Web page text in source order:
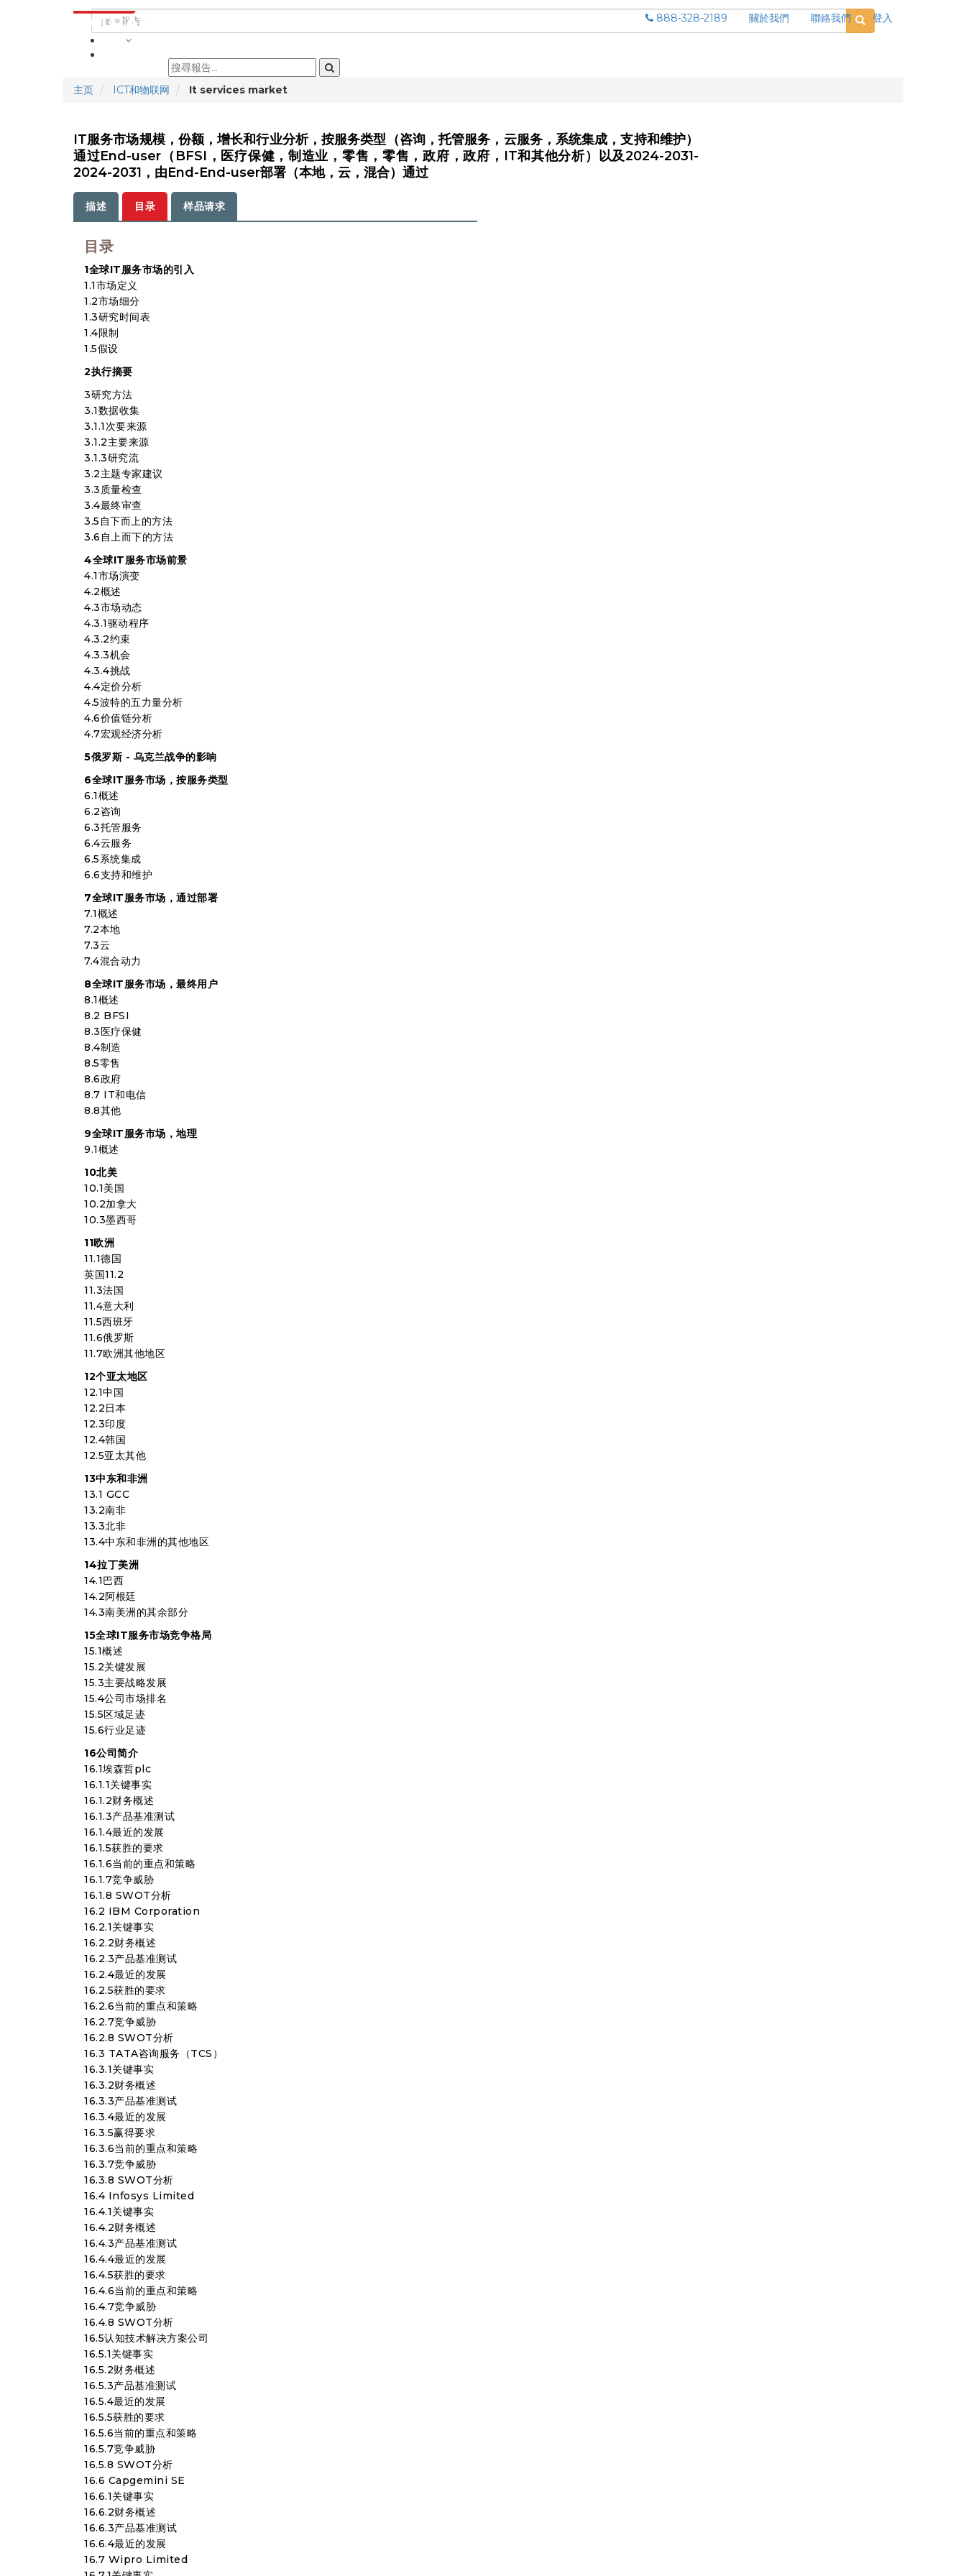
888-328-2189 關於我們 聯絡我們
登入
主页 ICT和物联网 It services market
IT服务市场规模，份额，增长和行业分析，按服务类型（咨询，托管服务，云服务，系统集成，支持和维护）
通过End-user（BFSI，医疗保健，制造业，零售，零售，政府，政府，IT和其他分析）以及2024-2031-
2024-2031，由End-End-user部署（本地，云，混合）通过
描述 目录 样品请求
目录
1全球IT服务市场的引入
1.1市场定义
1.2市场细分
1.3研究时间表
1.4限制
1.5假设
2执行摘要
3研究方法
3.1数据收集
3.1.1次要来源
3.1.2主要来源
3.1.3研究流
3.2主题专家建议
3.3质量检查
3.4最终审查
3.5自下而上的方法
3.6自上而下的方法
4全球IT服务市场前景
4.1市场演变
4.2概述
4.3市场动态
4.3.1驱动程序
4.3.2约束
4.3.3机会
4.3.4挑战
4.4定价分析
4.5波特的五力量分析
4.6价值链分析
4.7宏观经济分析
5俄罗斯 - 乌克兰战争的影响
6全球IT服务市场，按服务类型
6.1概述
6.2咨询
6.3托管服务
6.4云服务
6.5系统集成
6.6支持和维护
7全球IT服务市场，通过部署
7.1概述
7.2本地
7.3云
7.4混合动力
8全球IT服务市场，最终用户
8.1概述
8.2 BFSI
8.3医疗保健
8.4制造
8.5零售
8.6政府
8.7 IT和电信
8.8其他
9全球IT服务市场，地理
9.1概述
10北美
10.1美国
10.2加拿大
10.3墨西哥
11欧洲
11.1德国
英国11.2
11.3法国
11.4意大利
11.5西班牙
11.6俄罗斯
11.7欧洲其他地区
12个亚太地区
12.1中国
12.2日本
12.3印度
12.4韩国
12.5亚太其他
13中东和非洲
13.1 GCC
13.2南非
13.3北非
13.4中东和非洲的其他地区
14拉丁美洲
14.1巴西
14.2阿根廷
14.3南美洲的其余部分
15全球IT服务市场竞争格局
15.1概述
15.2关键发展
15.3主要战略发展
15.4公司市场排名
15.5区域足迹
15.6行业足迹
16公司简介
16.1埃森哲plc
16.1.1关键事实
16.1.2财务概述
16.1.3产品基准测试
16.1.4最近的发展
16.1.5获胜的要求
16.1.6当前的重点和策略
16.1.7竞争威胁
16.1.8 SWOT分析
16.2 IBM Corporation
16.2.1关键事实
16.2.2财务概述
16.2.3产品基准测试
16.2.4最近的发展
16.2.5获胜的要求
16.2.6当前的重点和策略
16.2.7竞争威胁
16.2.8 SWOT分析
16.3 TATA咨询服务（TCS）
16.3.1关键事实
16.3.2财务概述
16.3.3产品基准测试
16.3.4最近的发展
16.3.5赢得要求
16.3.6当前的重点和策略
16.3.7竞争威胁
16.3.8 SWOT分析
16.4 Infosys Limited
16.4.1关键事实
16.4.2财务概述
16.4.3产品基准测试
16.4.4最近的发展
16.4.5获胜的要求
16.4.6当前的重点和策略
16.4.7竞争威胁
16.4.8 SWOT分析
16.5认知技术解决方案公司
16.5.1关键事实
16.5.2财务概述
16.5.3产品基准测试
16.5.4最近的发展
16.5.5获胜的要求
16.5.6当前的重点和策略
16.5.7竞争威胁
16.5.8 SWOT分析
16.6 Capgemini SE
16.6.1关键事实
16.6.2财务概述
16.6.3产品基准测试
16.6.4最近的发展
16.7 Wipro Limited